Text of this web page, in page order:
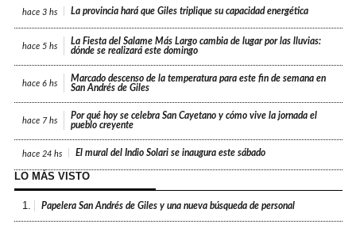
hace 3 hs La provincia hará que Giles triplique su capacidad energética
hace 5 hs
La Fiesta del Salame Más Largo cambia de lugar por las lluvias:
dónde se realizará este domingo
hace 6 hs
Marcado descenso de la temperatura para este fin de semana en
San Andrés de Giles
hace 7 hs
Por qué hoy se celebra San Cayetano y cómo vive la jornada el
pueblo creyente
hace 24 hs El mural del Indio Solari se inaugura este sábado
LO MÁS VISTO
1. Papelera San Andrés de Giles y una nueva búsqueda de personal